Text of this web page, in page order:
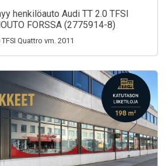
henkilöauto Audi TT 2.0 TFSI
FORSSA (2775914-8)
Quattro vm. 2011